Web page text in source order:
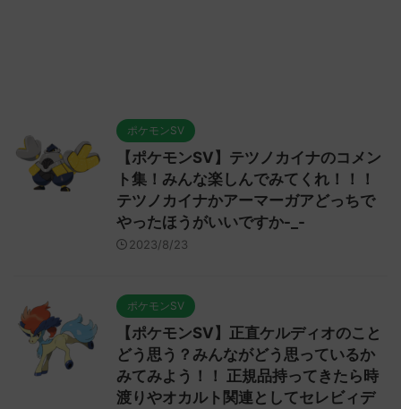
ポケモンSV
【ポケモンSV】テツノカイナのコメン
ト集！みんな楽しんでみてくれ！！！
テツノカイナかアーマーガアどっちで
やったほうがいいですか-_-
2023/8/23
ポケモンSV
【ポケモンSV】正直ケルディオのこと
どう思う？みんながどう思っているか
みてみよう！！ 正規品持ってきたら時
渡りやオカルト関連としてセレビィデ